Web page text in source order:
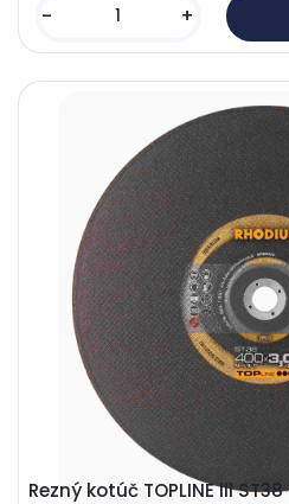
- +
Rezný kotúč TOPLINE lll